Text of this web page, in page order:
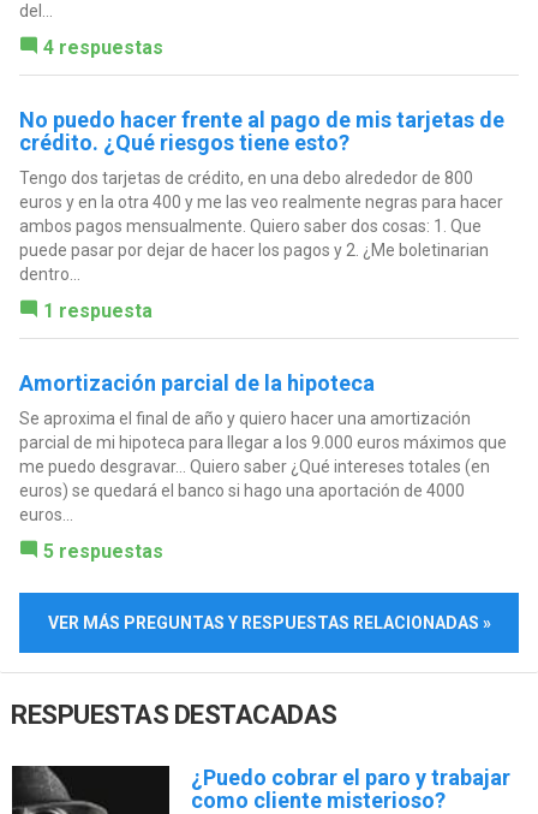
del...
4 respuestas
No puedo hacer frente al pago de mis tarjetas de
crédito. ¿Qué riesgos tiene esto?
Tengo dos tarjetas de crédito, en una debo alrededor de 800
euros y en la otra 400 y me las veo realmente negras para hacer
ambos pagos mensualmente. Quiero saber dos cosas: 1. Que
puede pasar por dejar de hacer los pagos y 2. ¿Me boletinarian
dentro...
1 respuesta
Amortización parcial de la hipoteca
Se aproxima el final de año y quiero hacer una amortización
parcial de mi hipoteca para llegar a los 9.000 euros máximos que
me puedo desgravar... Quiero saber ¿Qué intereses totales (en
euros) se quedará el banco si hago una aportación de 4000
euros...
5 respuestas
VER MÁS PREGUNTAS Y RESPUESTAS RELACIONADAS »
RESPUESTAS DESTACADAS
¿Puedo cobrar el paro y trabajar
como cliente misterioso?